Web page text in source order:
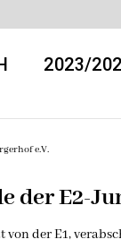
2023/
der E2-
von der E1,
e.V.